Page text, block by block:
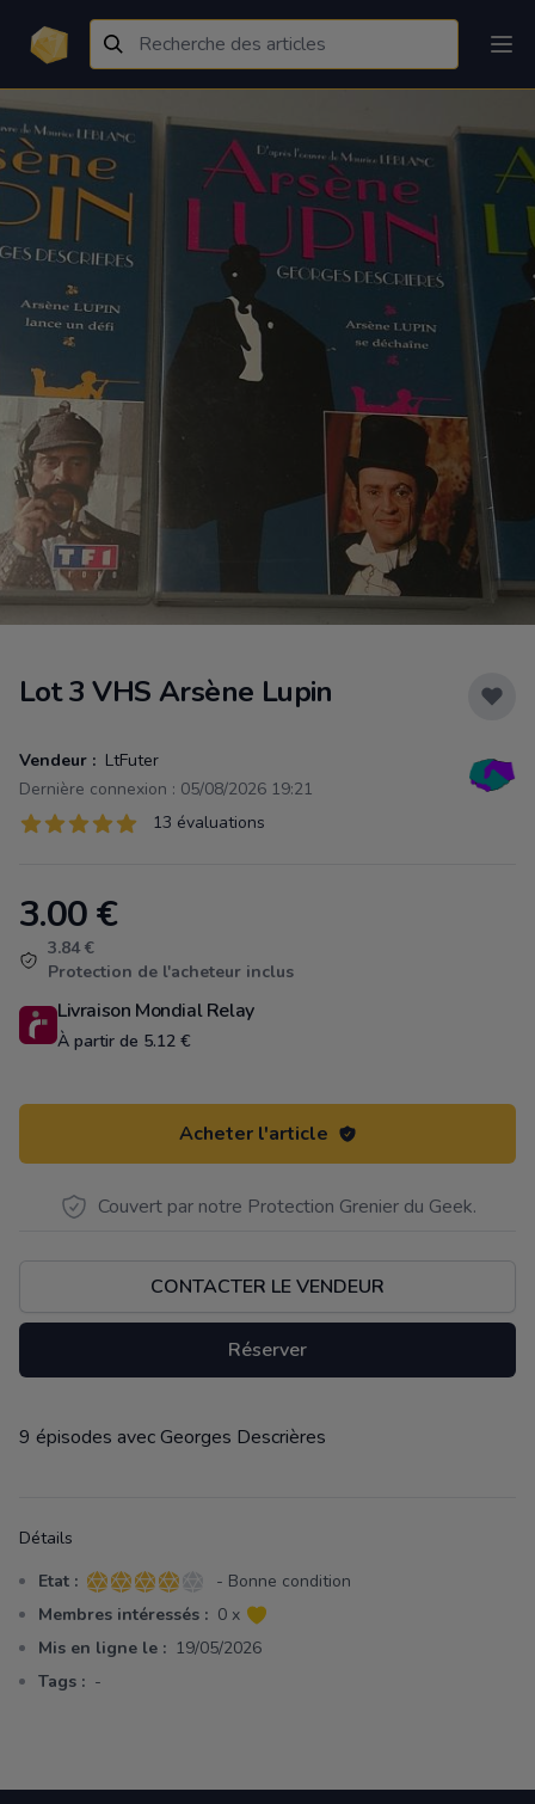
Lot 3 VHS Arsène Lupin
Vendeur : LtFuter
Dernière connexion : 05/08/2026 19:21
Évaluations
13 sur 5 étoiles 13 évaluations
Product information
3.00€
3.84 €
Protection de l'acheteur inclus
Livraison Mondial Relay
À partir de 5.12 €
Acheter l'article
Couvert par notre Protection Grenier du Geek.
CONTACTER LE VENDEUR
Réserver
Description
9 épisodes avec Georges Descrières
Détails
Etat : 4 sur 5 étoiles
- Bonne condition
Membres intéressés : 0 x
Mis en ligne le : 19/05/2026
Tags : -